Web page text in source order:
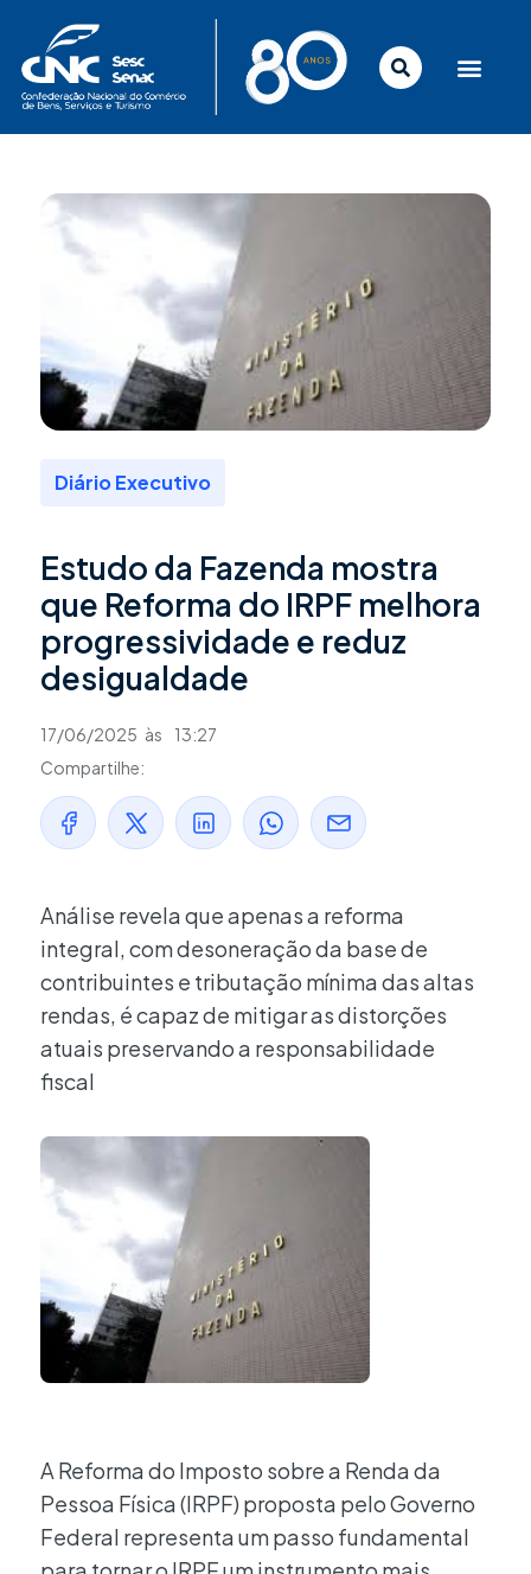
conteúdo
Diário Executivo
Estudo da Fazenda mostra
que Reforma do IRPF melhora
progressividade e reduz
desigualdade
17/06/2025 às
13:27
Compartilhe:
Análise revela que apenas a reforma
integral, com desoneração da base de
contribuintes e tributação mínima das altas
rendas, é capaz de mitigar as distorções
atuais preservando a responsabilidade
fiscal
A Reforma do Imposto sobre a Renda da
Pessoa Física (IRPF) proposta pelo Governo
Federal representa um passo fundamental